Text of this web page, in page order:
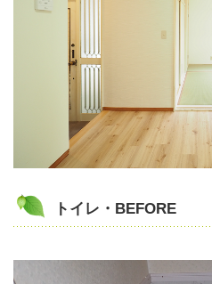
トイレ・BEFORE